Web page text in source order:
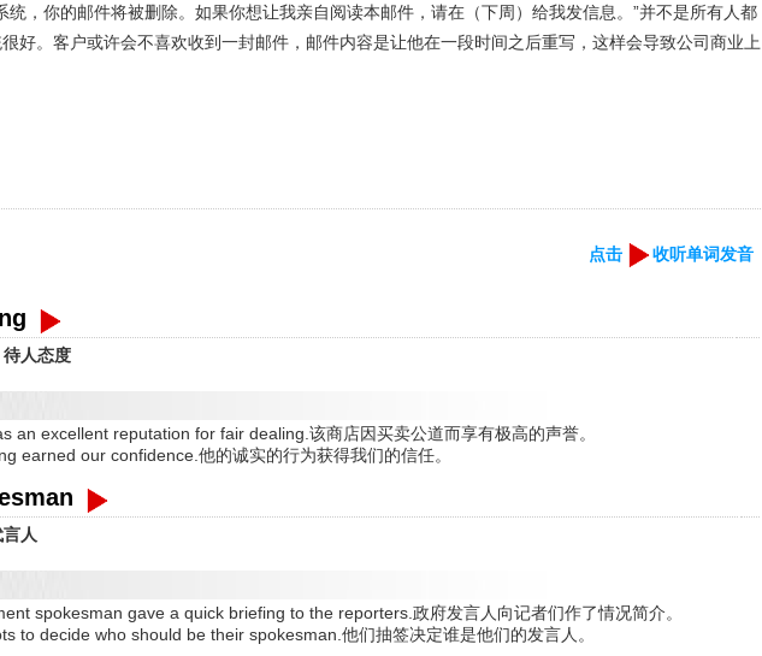
统，你的邮件将被删除。如果你想让我亲自阅读本邮件，请在（下周）给我发信息。”并不是所有人都
好。客户或许会不喜欢收到一封邮件，邮件内容是让他在一段时间之后重写，这样会导致公司商业上
点击 收听单词发音
人态度
an excellent reputation for fair dealing.该商店因买卖公道而享有极高的声誉。
earned our confidence.他的诚实的行为获得我们的信任。
人
spokesman gave a quick briefing to the reporters.政府发言人向记者们作了情况简介。
to decide who should be their spokesman.他们抽签决定谁是他们的发言人。